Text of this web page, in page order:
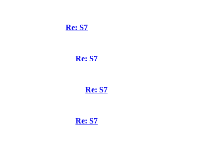
Re: S7
Re: S7
Re: S7
Re: S7